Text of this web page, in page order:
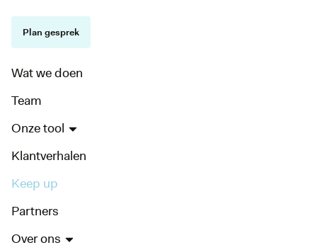
Wat we doen
Team
Onze tool
Klantverhalen
Keep up
Partners
Over ons
Plan gesprek